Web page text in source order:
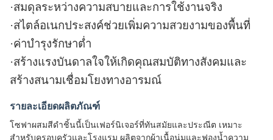
·สมดุลระหว่างความสบายและการใช้งานจริง
·สไตล์อเนกประสงค์ช่วยเพิ่มความสวยงามของพื้นที่
·ค่าบำรุงรักษาต่ำ
·สร้างแรงบันดาลใจให้เกิดคุณสมบัติทางสังคมและ
สร้างสนามเชื่อมโยงทางอารมณ์
รายละเอียดผลิตภัณฑ์
โซฟาผสมสีดำชิ้นนี้เป็นเฟอร์นิเจอร์ที่ทันสมัยและประณีต เหมาะ
สำหรับครอบครัวและโรงแรม ผลิตจากผ้าเนื้อนุ่มและฟองน้ำความ